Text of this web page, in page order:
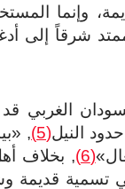
وإنما
شرقاً إلى
الغربي
النيل(5)
,
(6)
, بخلاف
تسمية قديمة